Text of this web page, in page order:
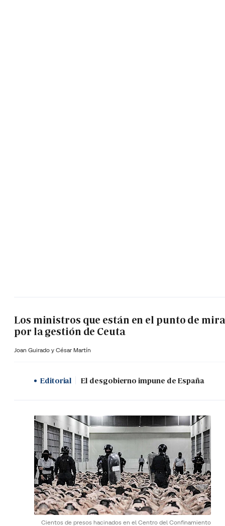
Los ministros que están en el punto de mira
por la gestión de Ceuta
Joan Guirado y César Martín
Editorial El desgobierno impune de España
Cientos de presos hacinados en el Centro del Confinamiento